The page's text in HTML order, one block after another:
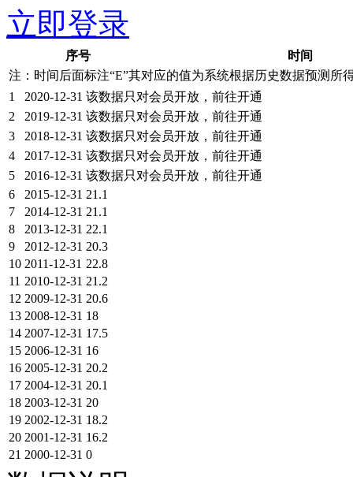
立即登录
序号
时间
注：时间后面标注“E”其对应的值为系统根据历史数据预测所
1
2020-12-31 该数据只对会员开放，前往开通
2
2019-12-31 该数据只对会员开放，前往开通
3
2018-12-31 该数据只对会员开放，前往开通
4
2017-12-31 该数据只对会员开放，前往开通
5
2016-12-31 该数据只对会员开放，前往开通
6
2015-12-31 21.1
7
2014-12-31 21.1
8
2013-12-31 22.1
9
2012-12-31 20.3
10 2011-12-31 22.8
11 2010-12-31 21.2
12 2009-12-31 20.6
13 2008-12-31 18
14 2007-12-31 17.5
15 2006-12-31 16
16 2005-12-31 20.2
17 2004-12-31 20.1
18 2003-12-31 20
19 2002-12-31 18.2
20 2001-12-31 16.2
21 2000-12-31 0